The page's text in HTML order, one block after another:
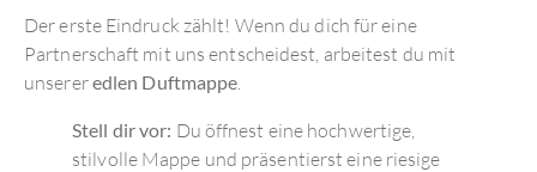
Der erste Eindruck zählt! Wenn du dich für eine
Partnerschaft mit uns entscheidest, arbeitest du mit
unsereredlen Duftmappe
Stell dir vor: Du öffnest eine hochwertige,
stilvolle Mappe und präsentierst eine riesige